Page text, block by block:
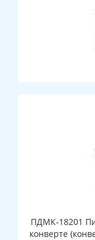
ПДМК-18201
конверте